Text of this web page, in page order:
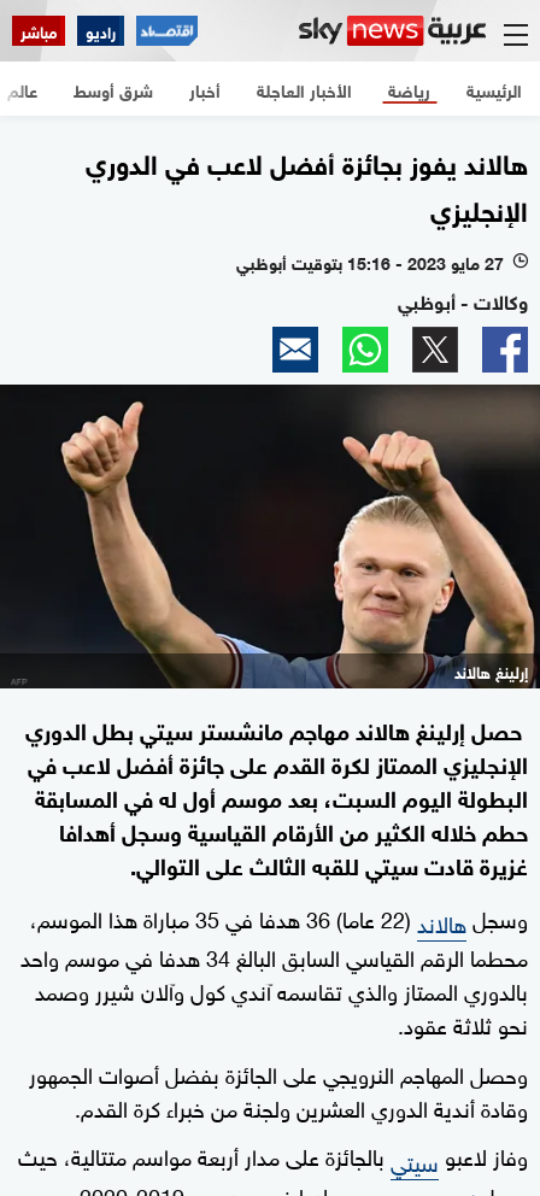
راديو مباشر
الرئيسية الأخبار العاجلة أخبار شرق أوسط عالم رياضة
هالاند يفوز بجائزة أفضل لاعب في الدوري
الإنجليزي
l 27 مايو 2023 - 15:16 بتوقيت أبوظبي
وكالات - أبوظبي
إرلينغ هالاند
حصل إرلينغ هالاند‭ ‬مهاجم مانشستر سيتي بطل الدوري
الإنجليزي الممتاز لكرة القدم على جائزة أفضل لاعب في
البطولة اليوم السبت، بعد موسم أول له في المسابقة
حطم خلاله الكثير من الأرقام القياسية وسجل أهدافا
غزيرة قادت سيتي للقبه الثالث على التوالي.
وسجلهالاند
(22 عاما) 36 هدفا في 35 مباراة هذا الموسم،
محطما الرقم القياسي السابق البالغ 34 هدفا في موسم واحد
بالدوري الممتاز والذي تقاسمه آندي كول وآلان شيرر وصمد
نحو ثلاثة عقود.
وحصل المهاجم النرويجي على الجائزة بفضل أصوات الجمهور
وقادة أندية الدوري العشرين ولجنة من خبراء كرة القدم.
وفاز لاعبو سيتيبالجائزة على مدار أربعة مواسم متتالية، حيث